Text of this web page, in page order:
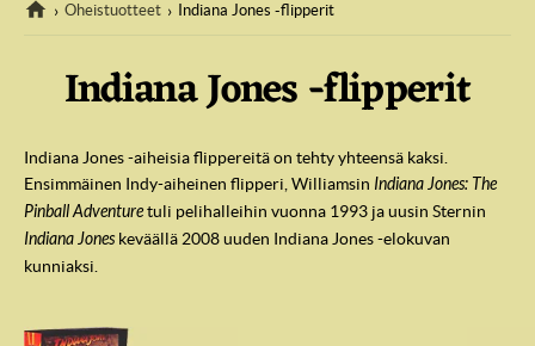
IndyVille
Oheistuotteet Indiana Jones -flipperit
Indiana Jones -flipperit
Indiana Jones -aiheisia flippereitä on tehty yhteensä kaksi.
Ensimmäinen Indy-aiheinen flipperi, Williamsin Indiana Jones: The
Pinball Adventuretuli pelihalleihin vuonna 1993 ja uusin Sternin
Indiana Jones keväällä 2008 uuden Indiana Jones -elokuvan
kunniaksi.